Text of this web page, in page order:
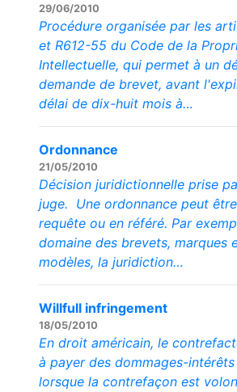
29/06/2010
Procédure organisée par les
et R612-55 du Code de la
Intellectuelle, qui permet à un
demande de brevet, avant
délai de dix-huit mois à…
Ordonnance
21/05/2010
Décision juridictionnelle prise
juge. Une ordonnance peut
requête ou en référé. Par
domaine des brevets, marques
modèles, la juridiction…
Willfull infringement
18/05/2010
En droit américain, le
à payer des dommages-
lorsque la contrefaçon est